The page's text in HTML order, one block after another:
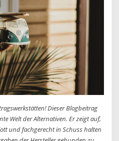
Dieser Blogbeitrag
Welt der Alternativen. Er zeigt auf,
und fachgerecht in Schuss halten